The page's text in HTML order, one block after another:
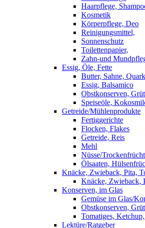
Haarpflege,
Kosmetik
Körperpflege, Deo
Reinigungsmittel,
Sonnenschutz
Toilettenpapier,
Zahn-und
Essig, Öle, Fette
Butter, Sahne,
Essig, Balsamico
Obstkonserven,
Speiseöle,
Getreide/Mühlenprodukte
Fertiggerichte
Flocken, Flakes
Getreide, Reis
Mehl
Nüsse/
Ölsaaten,
Knäcke, Zwieback, Pita,
Knäcke, Zwieback,
Konserven, im Glas
Gemüse im Glas/
Obstkonserven,
Tomatiges,
Lektüre/Ratgeber